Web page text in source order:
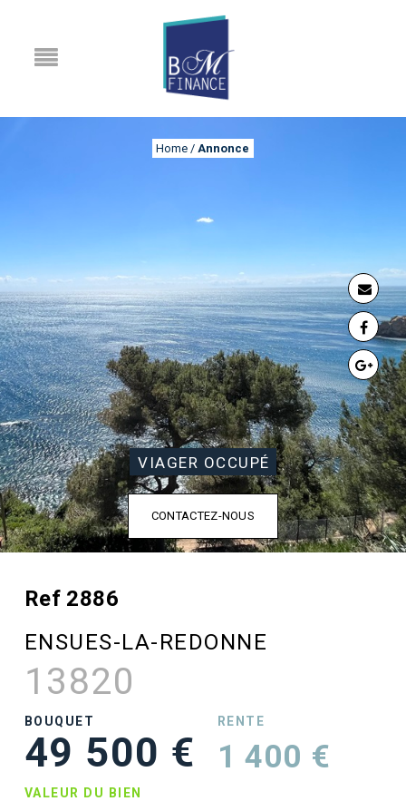
Home / Annonce
ANNONCE
VIAGER OCCUPÉ
CONTACTEZ-NOUS
Ref 2886
ENSUES-LA-REDONNE
13820
BOUQUET
49 500 €
RENTE
1 400 €
VALEUR DU BIEN